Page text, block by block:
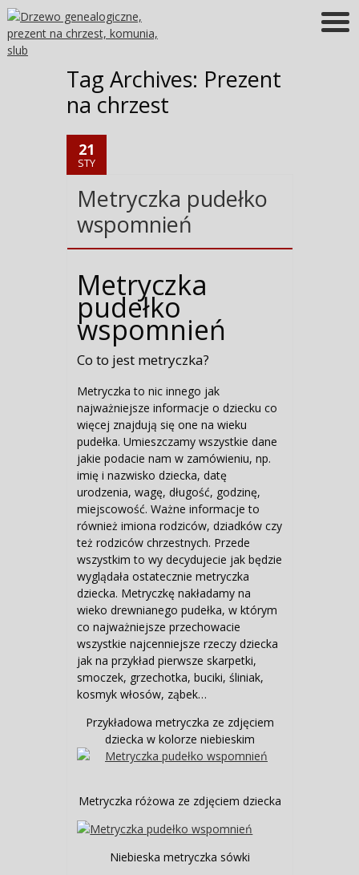
Tag Archives: Prezent
na chrzest
21
STY
Metryczka pudełko
wspomnień
Metryczka
pudełko
wspomnień
Co to jest metryczka?
Metryczka to nic innego jak
najważniejsze informacje o dziecku co
więcej znajdują się one na wieku
pudełka. Umieszczamy wszystkie dane
jakie podacie nam w zamówieniu, np.
imię i nazwisko dziecka, datę
urodzenia, wagę, długość, godzinę,
miejscowość. Ważne informacje to
również imiona rodziców, dziadków czy
też rodziców chrzestnych. Przede
wszystkim to wy decydujecie jak będzie
wyglądała ostatecznie metryczka
dziecka. Metryczkę nakładamy na
wieko drewnianego pudełka, w którym
co najważniejsze przechowacie
wszystkie najcenniejsze rzeczy dziecka
jak na przykład pierwsze skarpetki,
smoczek, grzechotka, buciki, śliniak,
kosmyk włosów, ząbek…
Przykładowa metryczka ze zdjęciem
dziecka w kolorze niebieskim
Metryczka różowa ze zdjęciem dziecka
Niebieska metryczka sówki